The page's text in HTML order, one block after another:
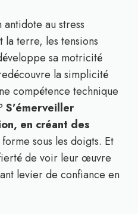
au stress
la terre, les tensions
sa motricité
la simplicité
compétence technique
S’émerveiller
en créant des
sous les doigts. Et
de voir leur œuvre
levier de confiance en